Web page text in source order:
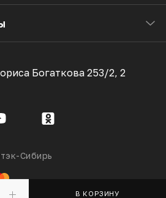
В КОРЗИНУ
Богаткова 253/2, 2
Сибирь